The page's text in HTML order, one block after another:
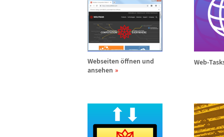
Webseiten öffnen und
ansehen
Web-